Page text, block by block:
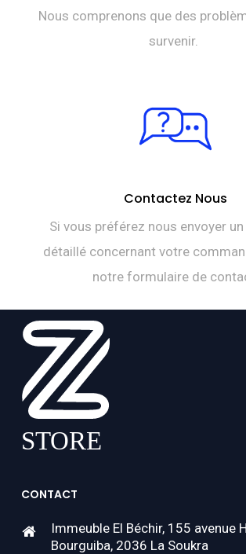
Nous comprenons que des
survenir.
Contactez Nous
Si vous préférez nous envoyer
détaillé concernant votre
notre formulaire de
CONTACT
Immeuble El Béchir, 155 avenue
Bourguiba, 2036 La Soukra